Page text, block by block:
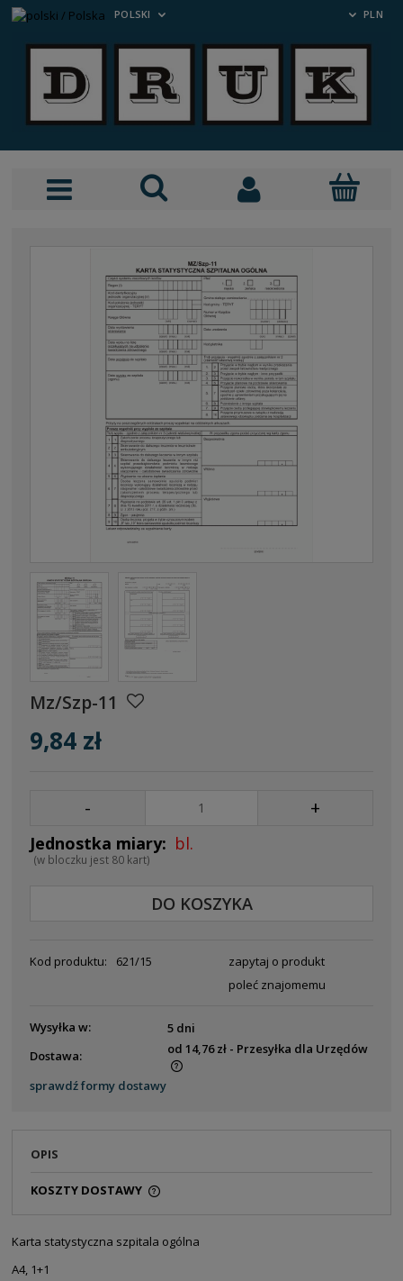
POLSKI PLN
Mz/Szp-11
9,84 zł
- +
bl.
(w bloczku jest 80 kart)
DO KOSZYKA
Kod produktu: 621/15
zapytaj o produkt
poleć znajomemu
Wysyłka w:
5 dni
Dostawa:
od 14,76 zł - Przesyłka dla Urzędów
Cena nie zawiera ewentualnych kosztów płatności
sprawdź formy dostawy
OPIS
KOSZTY DOSTAWY
Karta statystyczna szpitala ogólna
A4, 1+1